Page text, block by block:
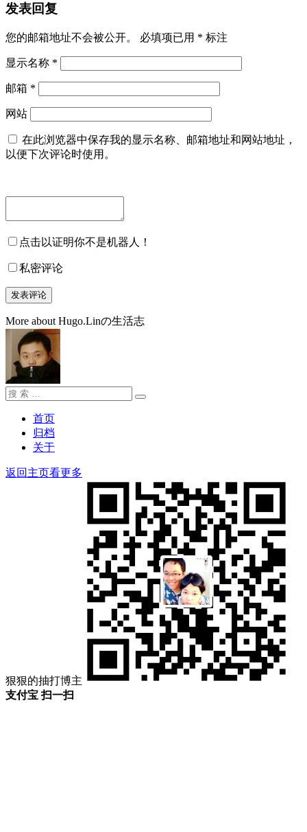
发表回复
您的邮箱地址不会被公开。 必填项已用 * 标注
显示名称 *
邮箱 *
网站
在此浏览器中保存我的显示名称、邮箱地址和网站地址，
以便下次评论时使用。
点击以证明你不是机器人！
私密评论
More about Hugo.Linの生活志
搜
搜
首页
归档
关于
返回主页看更多
狠狠的抽打博主
支付宝 扫一扫